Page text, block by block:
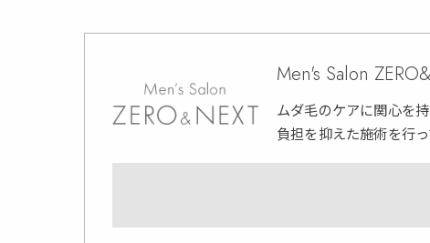
Men's Salon
ムダ毛のケアに関心を
負担を抑えた施術を行